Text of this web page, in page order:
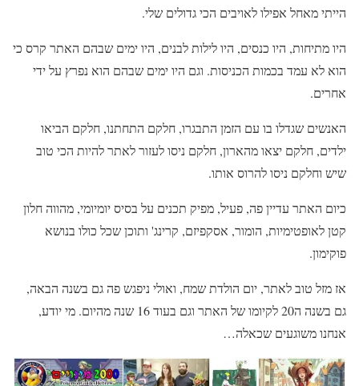
הייתי מאחל אפילו לאויבים הכי גדולים שלי.
היו מתיחות, היו כנסים, היו לילות לבנים, היו ימים שבהם האתר קרס כי
הוא לא עמד בכמות הכניסות. וגם היו ימים שבהם הוא נפרץ על ידי
אחרים.
האנשים שגדלו בו עם הזמן התבגרו, חלקם התחתנו, חלקם הביאו
ילדים, חלקם יצאו מהארון, חלקם ניסו לעזור לאתר להיות הכי טוב
שיש וחלקם ניסו להרוס אותו.
כיום האתר עדיין פה, פעיל, מפיק תכנים על בסיס יומיומי, מהווה חלון
קטן לאופטימיות, הומור, אסקפיזם, קרינג' ותוכן שכל כולו בנושא
פוקימון.
אז מזל טוב לאתר, יום הולדת שמח, ואולי ניפגש פה גם בשנה הבאה,
גם בשנה ה20 לקיומו של האתר וגם בעוד 16 שנה מהיום. מי יודע,
אנחנו משוגעים שכאלה…